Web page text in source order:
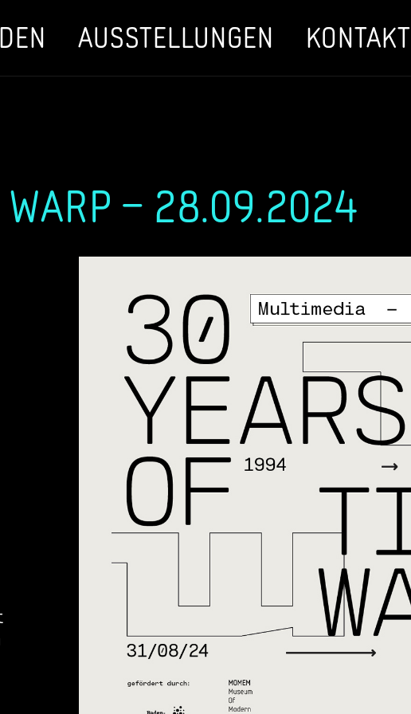
AUSSTELLUNGEN KONTAKT
WARP – 28.09.2024